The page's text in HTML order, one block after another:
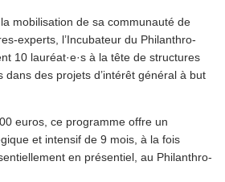
mobilisation de sa communauté de
experts, l’Incubateur du Philanthro-
10 lauréat·e·s à la tête de structures
dans des projets d’intérêt général à but
euros, ce programme offre un
et intensif de 9 mois, à la fois
en présentiel, au Philanthro-